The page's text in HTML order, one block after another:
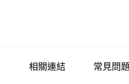
相關連結 常見問題